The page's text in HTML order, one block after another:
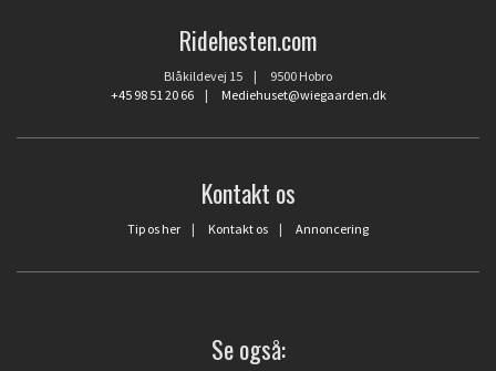
Ridehesten.com
Blåkildevej 15 | 9500 Hobro
+45 98 51 20 66| Mediehuset@wiegaarden.dk
Kontakt os
Tip os her | Kontakt os | Annoncering
Se også: